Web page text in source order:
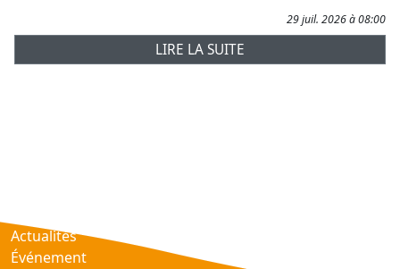
29 juil. 2026 à 08:00
LIRE LA SUITE
Actualités
Événement